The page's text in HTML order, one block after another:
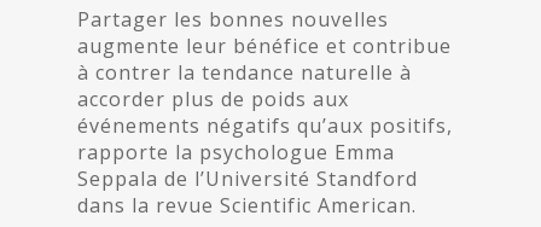
Partager les bonnes nouvelles
augmente leur bénéfice et contribue
à contrer la tendance naturelle à
accorder plus de poids aux
événements négatifs qu’aux positifs,
rapporte la psychologue Emma
Seppala de l’Université Standford
dans la revue Scientific American.